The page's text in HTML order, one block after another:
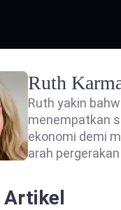
Ruth
Ruth yakin
menempatkan
ekonomi demi
arah
Artikel